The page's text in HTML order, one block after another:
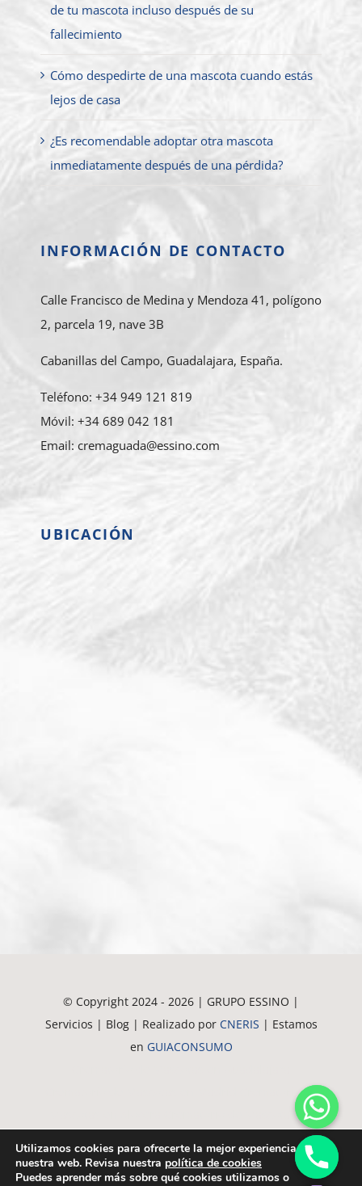
de tu mascota incluso después de su
fallecimiento
Cómo despedirte de una mascota cuando estás
lejos de casa
¿Es recomendable adoptar otra mascota
inmediatamente después de una pérdida?
INFORMACIÓN DE CONTACTO
Calle Francisco de Medina y Mendoza 41, polígono
2, parcela 19, nave 3B
Cabanillas del Campo, Guadalajara, España.
Teléfono: +34 949 121 819
Móvil: +34 689 042 181
Email: cremaguada@essino.com
UBICACIÓN
© Copyright 2024 - 2026 | GRUPO ESSINO |
Servicios | Blog | Realizado por CNERIS | Estamos
en GUIACONSUMO
Crematorio de
Crematorio de Mascotas en
Crematorio de Mascotas en Meco Crematorio de
Mascotas en Torrejón
Utilizamos cookies para ofrecerte la mejor experiencia en
nuestra web. Revisa nuestra política de cookies
Puedes aprender más sobre qué cookies utilizamos o
Hide
chaty